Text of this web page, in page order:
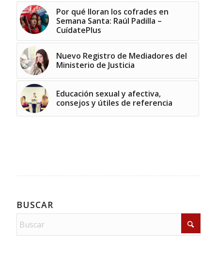
Por qué lloran los cofrades en
Semana Santa: Raúl Padilla –
CuídatePlus
Nuevo Registro de Mediadores del
Ministerio de Justicia
Educación sexual y afectiva,
consejos y útiles de referencia
BUSCAR